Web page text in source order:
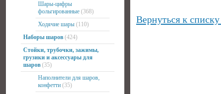
Шары-цифры
фольгированные (368)
Ходячие шары (110)
Наборы шаров (424)
Стойки, трубочки, зажимы,
грузики и аксессуары для
шаров (35)
Наполнители для шаров,
конфетти (35)
Вернуться к списку